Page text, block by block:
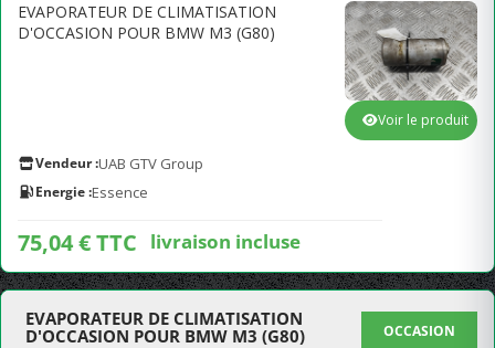
EVAPORATEUR DE CLIMATISATION
D'OCCASION POUR BMW M3 (G80)
Vendeur :UAB GTV Group
Energie :Essence
75,04 € TTC livraison incluse
Voir le produit
EVAPORATEUR DE CLIMATISATION
D'OCCASION POUR BMW M3 (G80)
OCCASION